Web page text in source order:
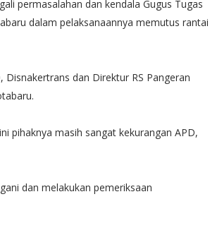
permasalahan dan kendala Gugus Tugas
dalam pelaksanaannya memutus rantai
dan Direktur RS Pangeran
pihaknya masih sangat kekurangan APD,
dan melakukan pemeriksaan